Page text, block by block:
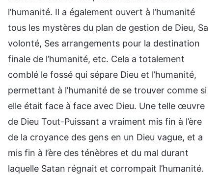
l’humanité. Il a également ouvert à l’humanité
tous les mystères du plan de gestion de Dieu, Sa
volonté, Ses arrangements pour la destination
finale de l’humanité, etc. Cela a totalement
comblé le fossé qui sépare Dieu et l’humanité,
permettant à l’humanité de se trouver comme si
elle était face à face avec Dieu. Une telle œuvre
de Dieu Tout-Puissant a vraiment mis fin à l’ère
de la croyance des gens en un Dieu vague, et a
mis fin à l’ère des ténèbres et du mal durant
laquelle Satan régnait et corrompait l’humanité.